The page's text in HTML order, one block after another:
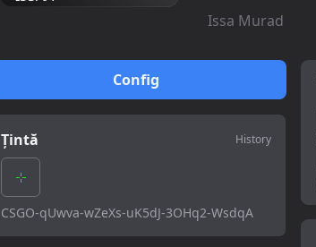
Issa Murad
Config
Țintă History
CSGO-qUwva-wZeXs-uK5dJ-3OHq2-WsdqA